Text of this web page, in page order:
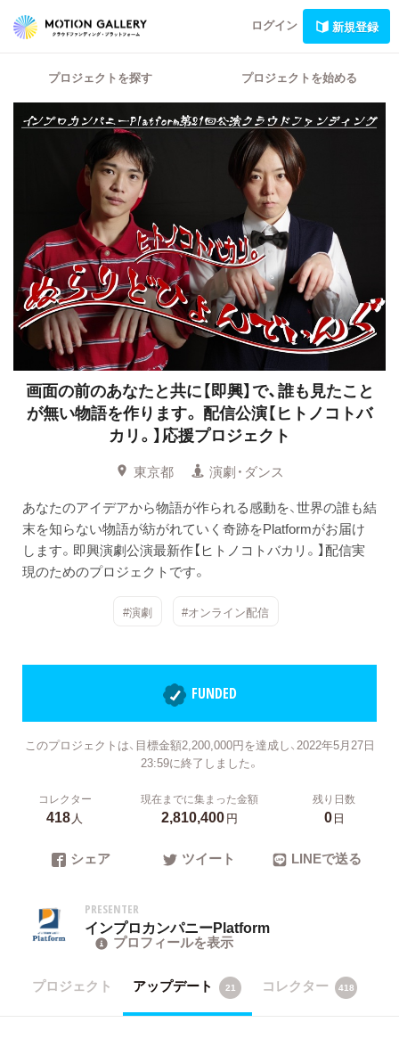
ログイン 新規登録
プロジェクトを探す プロジェクトを始める
画面の前のあなたと共に【即興】で、誰も見たこと
が無い物語を作ります。 配信公演【ヒトノコトバ
カリ。】応援プロジェクト
東京都
演劇・ダンス
あなたのアイデアから物語が作られる感動を、世界の誰も結
末を知らない物語が紡がれていく奇跡をPlatformがお届け
します。即興演劇公演最新作【ヒトノコトバカリ。】配信実
現のためのプロジェクトです。
#演劇 #オンライン配信
FUNDED
このプロジェクトは、目標金額2,200,000円を達成し、2022年5月27日
23:59に終了しました。
コレクター
418人
現在までに集まった金額
2,810,400円
残り日数
0日
シェア ツイート LINEで送る
PRESENTER
インプロカンパニーPlatform
プロフィールを表示
プロジェクト アップデート 21 コレクター 418